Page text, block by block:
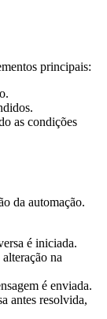
principais:
as condições
da automação.
é iniciada.
na
é enviada.
antes resolvida,